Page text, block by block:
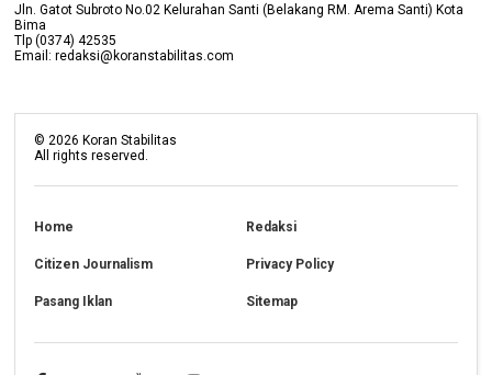
Jln. Gatot Subroto No.02 Kelurahan Santi (Belakang RM. Arema Santi) Kota
Bima
Tlp (0374) 42535
Email: redaksi@koranstabilitas.com
©2026 Koran Stabilitas
All rights reserved.
Home Redaksi
Citizen Journalism Privacy Policy
Pasang Iklan Sitemap